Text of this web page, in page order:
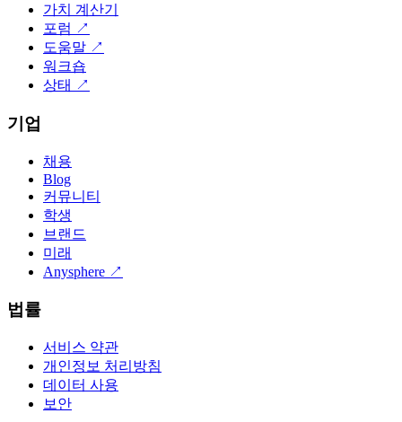
가치 계산기
포럼 ↗
도움말 ↗
워크숍
상태 ↗
기업
채용
Blog
커뮤니티
학생
브랜드
미래
Anysphere ↗
법률
서비스 약관
개인정보 처리방침
데이터 사용
보안